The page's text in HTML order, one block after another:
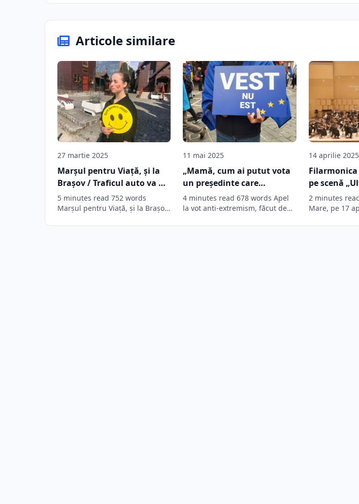
Articole similare
27 martie 2025
Marșul pentru Viață, și la
Brașov / Traficul auto va fi
parțial afectat
5 minutes read 752 words
Marșul pentru Viață, și la Brașov
11 mai 2025
„Mamă, cum ai putut vota
un președinte care
banalizează violul?” „Tată,
cum ai putut vota un
4 minutes read 678 words Apel
la vot anti-extremism, făcut de
14 aprilie 2025
Filarmonica
pe scenă
cuvinte ale
sub
2 minutes
Mare, pe 17